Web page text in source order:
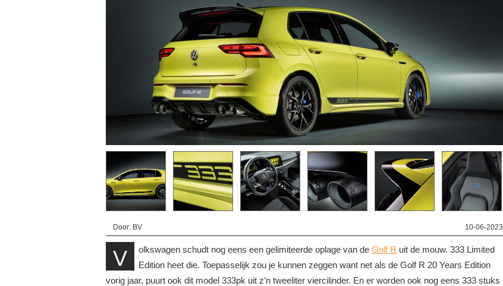
Door: BV 10-06-2023
V olkswagen schudt nog eens een gelimiteerde oplage van de Golf R uit de mouw. 333 Limited
Edition heet die. Toepasselijk zou je kunnen zeggen want net als de Golf R 20 Years Edition
vorig jaar, puurt ook dit model 333pk uit z’n tweeliter viercilinder. En er worden ook nog eens 333 stuks